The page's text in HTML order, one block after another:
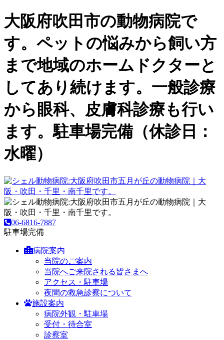
大阪府吹田市の動物病院で
す。ペットの悩みから飼い方
まで地域のホームドクターと
してあり続けます。一般診療
から眼科、皮膚科診療も行い
ます。駐車場完備（休診日：
水曜）
06-6816-7887
駐車場完備
病院案内
当院のご案内
当院へご来院される皆さまへ
アクセス・駐車場
夜間の救急診察について
施設案内
病院外観・駐車場
受付・待合室
診察室